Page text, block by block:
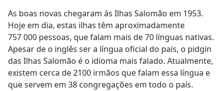
As boas novas chegaram às Ilhas Salomão em 1953.
Hoje em dia, estas ilhas têm aproximadamente
757 000 pessoas, que falam mais de 70 línguas nativas.
Apesar de o inglês ser a língua oficial do país, o pidgin
das Ilhas Salomão é o idioma mais falado. Atualmente,
existem cerca de 2100 irmãos que falam essa língua e
que servem em 38 congregações em todo o país.